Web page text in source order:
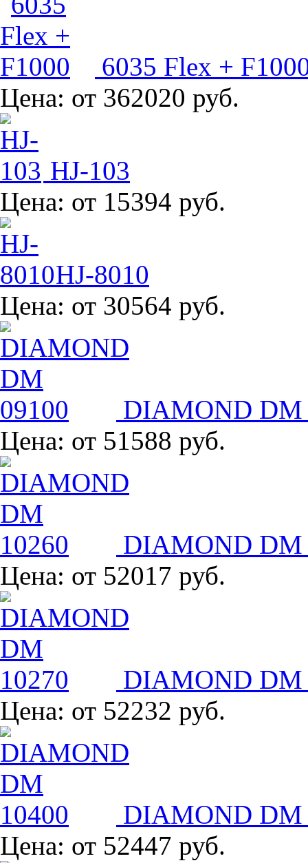
6035 Flex +
Цена: от 362020 руб.
HJ-103
Цена: от 15394 руб.
HJ-8010
Цена: от 30564 руб.
DIAMOND DM
Цена: от 51588 руб.
DIAMOND DM
Цена: от 52017 руб.
DIAMOND DM
Цена: от 52232 руб.
DIAMOND DM
Цена: от 52447 руб.